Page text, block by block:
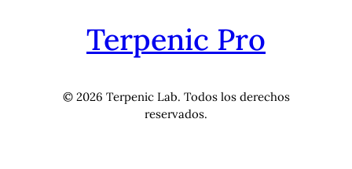
Terpenic Pro
© 2026 Terpenic Lab. Todos los derechos
reservados.